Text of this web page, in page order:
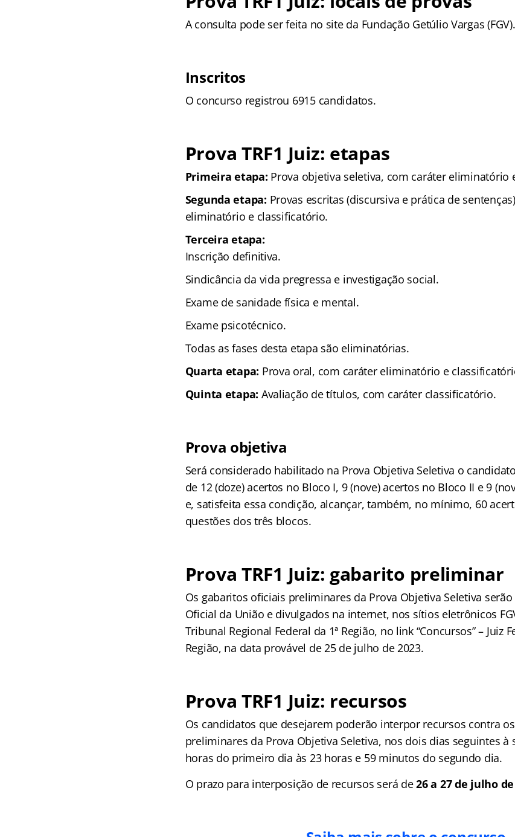
A consulta pode ser feita no site da Fundação Getúlio Vargas (FGV).
Inscritos
O concurso registrou 6915 candidatos.
Prova TRF1 Juiz: etapas
Primeira etapa: Prova objetiva seletiva, com caráter eliminatório
Segunda etapa: Provas escritas (discursiva e prática de
eliminatório e classificatório.
Terceira etapa:
Inscrição definitiva.
Sindicância da vida pregressa e investigação social.
Exame de sanidade física e mental.
Exame psicotécnico.
Todas as fases desta etapa são eliminatórias.
Quarta etapa: Prova oral, com caráter eliminatório e
Quinta etapa: Avaliação de títulos, com caráter classificatório.
Prova objetiva
Será considerado habilitado na Prova Objetiva Seletiva o
de 12 (doze) acertos no Bloco I, 9 (nove) acertos no Bloco II e 9
e, satisfeita essa condição, alcançar, também, no mínimo, 60
questões dos três blocos.
Prova TRF1 Juiz: gabarito preliminar
Os gabaritos oficiais preliminares da Prova Objetiva Seletiva
Oficial da União e divulgados na internet, nos sítios eletrônicos
Tribunal Regional Federal da 1ª Região, no link “Concursos” – Juiz
Região, na data provável de 25 de julho de 2023.
Prova TRF1 Juiz: recursos
Os candidatos que desejarem poderão interpor recursos contra
preliminares da Prova Objetiva Seletiva, nos dois dias seguintes à
horas do primeiro dia às 23 horas e 59 minutos do segundo dia.
O prazo para interposição de recursos será de26 a 27 de julho de